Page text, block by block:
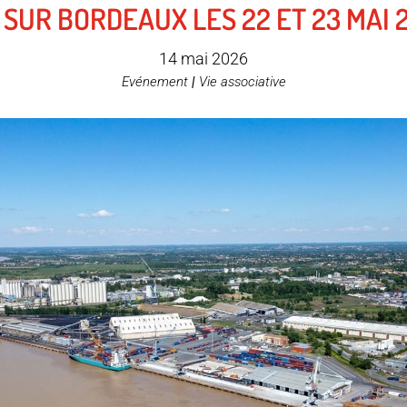
BORDEAUX LES 22 ET 23 MAI
14 mai 2026
Evénement| Vie associative